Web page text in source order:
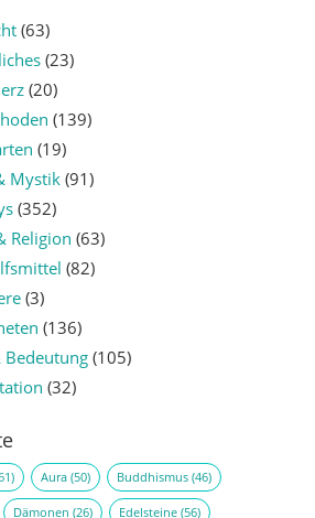
(63)
(23)
(20)
(139)
(19)
Mystik(91)
(352)
Religion (63)
(82)
(3)
(136)
(105)
(32)
Aura(50) Buddhismus(46)
Dämonen (26) Edelsteine(56)